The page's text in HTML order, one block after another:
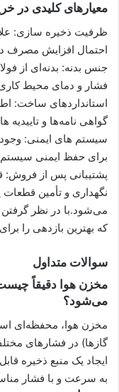
معیارهای کلیدی در
ظرفیت ذخیره‌ سازی:
احتمال افزایش مصرف در
جنس بدنه: بدنه‌ای از
فشار و دمای محیط
استانداردهای ساخت:
گواهی‌ نامه‌ها و
سیستم‌ های ایمنی: وجود
برای حفظ ایمنی
پشتیبانی پس از فروش:
نگهداری و تأمین
می‌شود.با در نظر گرفتن
که بهترین بازدهی را
سوالات متداول
مخزن هوا دقیقاً
می‌شود؟
مخزن هوا، محفظه‌ای
گازها) در فشارهای
ایجاد یک منبع ذخیره
به سرعت و با فشار